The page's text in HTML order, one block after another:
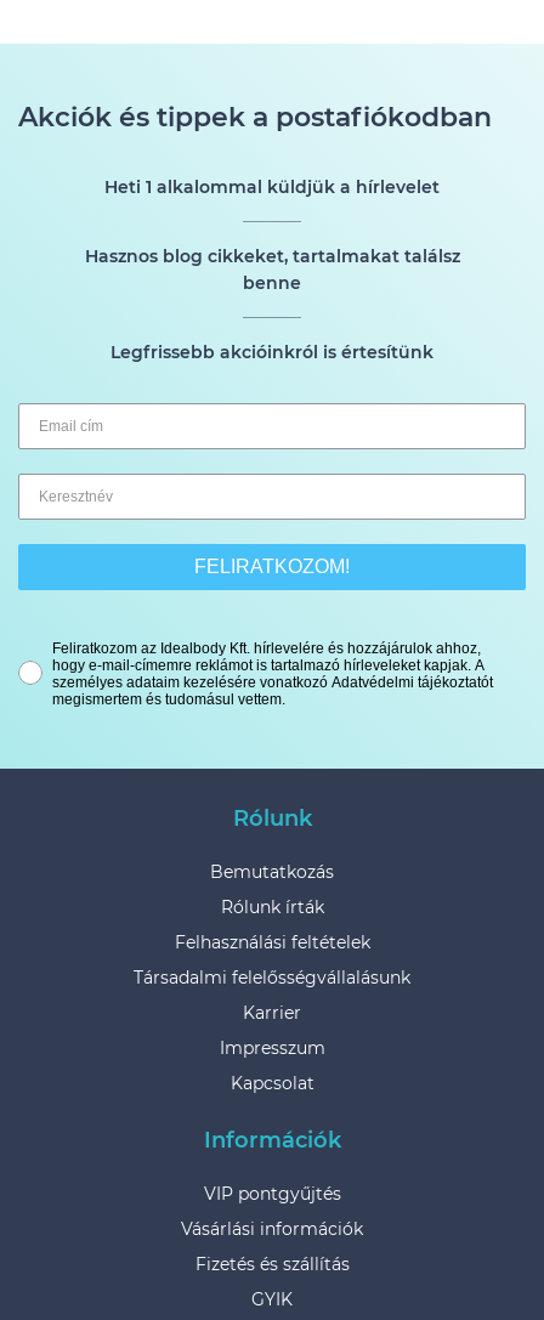
Akciók és tippek a postafiókodban
Heti 1 alkalommal küldjük a hírlevelet
Hasznos blog cikkeket, tartalmakat találsz
benne
Legfrissebb akcióinkról is értesítünk
FELIRATKOZOM!
Feliratkozom az Idealbody Kft. hírlevelére és hozzájárulok ahhoz,
hogy e-mail-címemre reklámot is tartalmazó hírleveleket kapjak. A
személyes adataim kezelésére vonatkozó Adatvédelmi tájékoztatót
megismertem és tudomásul vettem.
Rólunk
Bemutatkozás
Rólunk írták
Felhasználási feltételek
Társadalmi felelősségvállalásunk
Karrier
Impresszum
Kapcsolat
Információk
VIP pontgyűjtés
Vásárlási információk
Fizetés és szállítás
GYIK